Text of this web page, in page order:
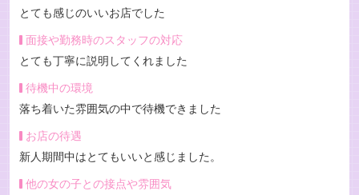
とても感じのいいお店でした
面接や勤務時のスタッフの対応
とても丁寧に説明してくれました
待機中の環境
落ち着いた雰囲気の中で待機できました
お店の待遇
新人期間中はとてもいいと感じました。
他の女の子との接点や雰囲気